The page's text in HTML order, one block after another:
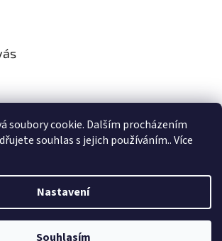
soubory cookie. Dalším procházením
souhlas s jejich používáním.. Více
Nastavení
Souhlasím
údajů
Vytvořil Shoptet
BioLifePlus.cz. Všechna práva vyhrazena.